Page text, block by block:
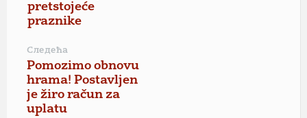
pretstojeće
praznike
Следећа
Pomozimo obnovu
hrama! Postavljen
je žiro račun za
uplatu